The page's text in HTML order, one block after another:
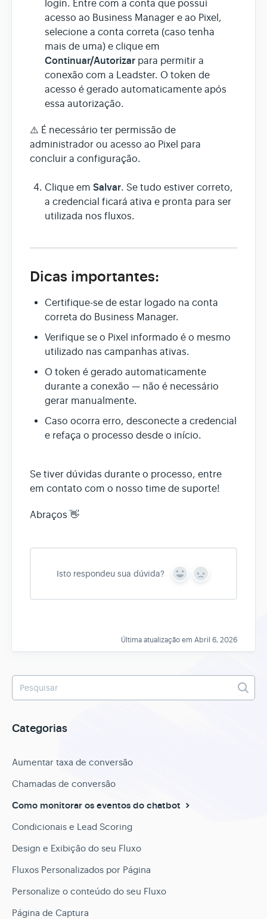
login. Entre com a conta que possui
acesso ao Business Manager e ao Pixel,
selecione a conta correta (caso tenha
mais de uma) e clique em
Continuar/Autorizar para permitir a
conexão com a Leadster. O token de
acesso é gerado automaticamente após
essa autorização.
⚠️ É necessário ter permissão de
administrador ou acesso ao Pixel para
concluir a configuração.
Clique em Salvar. Se tudo estiver correto,
a credencial ficará ativa e pronta para ser
utilizada nos fluxos.
Dicas importantes:
Certifique-se de estar logado na conta
correta do Business Manager.
Verifique se o Pixel informado é o mesmo
utilizado nas campanhas ativas.
O token é gerado automaticamente
durante a conexão — não é necessário
gerar manualmente.
Caso ocorra erro, desconecte a credencial
e refaça o processo desde o início.
Se tiver dúvidas durante o processo, entre
em contato com o nosso time de suporte!
Abraços 👋
Isto respondeu sua dúvida?
Y
s
N
Última atualização em Abril 6, 2026
Categorias
Aumentar taxa de conversão
Chamadas de conversão
Como monitorar os eventos do chatbot
Condicionais e Lead Scoring
Design e Exibição do seu Fluxo
Fluxos Personalizados por Página
Personalize o conteúdo do seu Fluxo
Página de Captura